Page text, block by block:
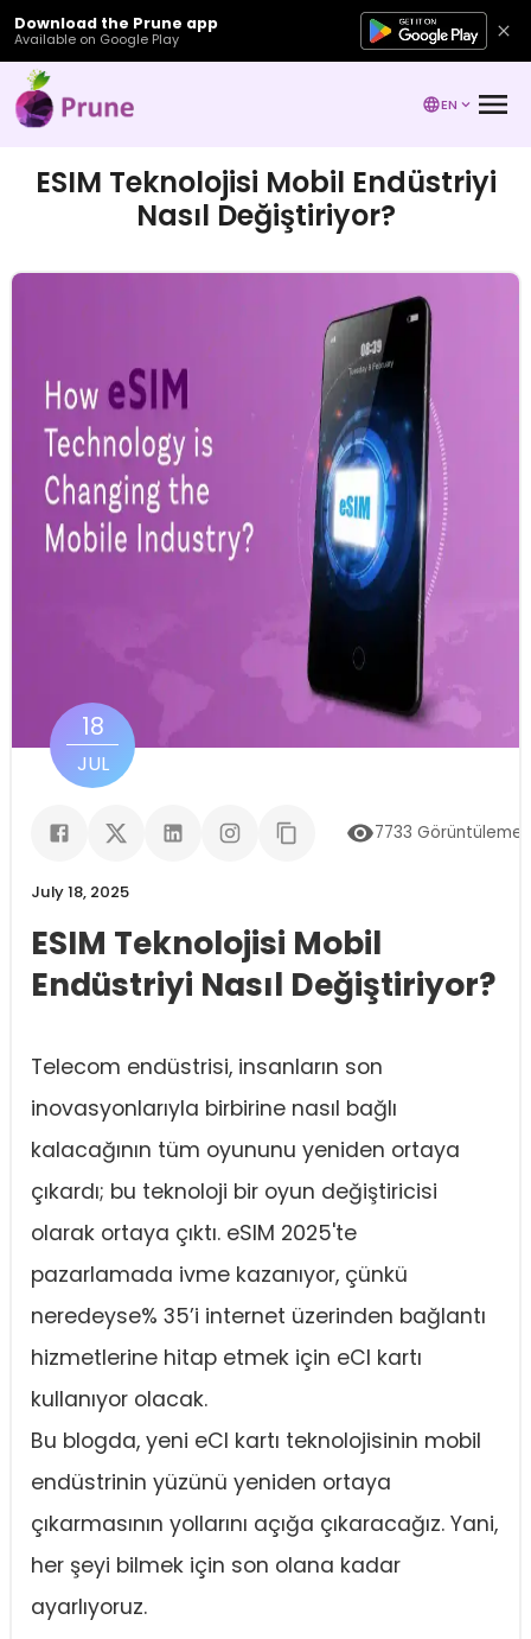
Download the Prune app
Available on Google Play
EN
ESIM Teknolojisi Mobil Endüstriyi
Nasıl Değiştiriyor?
18
JUL
7733
July 18, 2025
ESIM Teknolojisi Mobil
Endüstriyi Nasıl Değiştiriyor?
Telecom endüstrisi, insanların son
inovasyonlarıyla birbirine nasıl bağlı
kalacağının tüm oyununu yeniden ortaya
çıkardı; bu teknoloji bir oyun değiştiricisi
olarak ortaya çıktı. eSIM 2025'te
pazarlamada ivme kazanıyor, çünkü
neredeyse% 35’i internet üzerinden bağlantı
hizmetlerine hitap etmek için eCI kartı
kullanıyor olacak.
Bu blogda, yeni eCI kartı teknolojisinin mobil
endüstrinin yüzünü yeniden ortaya
çıkarmasının yollarını açığa çıkaracağız. Yani,
her şeyi bilmek için son olana kadar
ayarlıyoruz.